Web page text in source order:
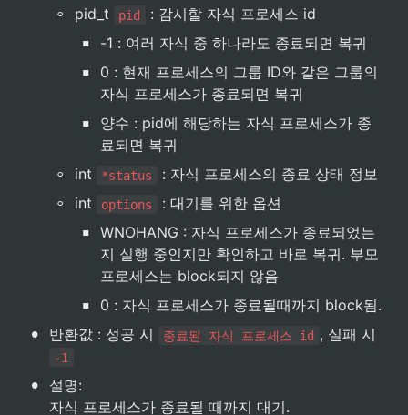
◦ pid_t pid : 감시할 자식 프로세스 id
▪ -1 : 여러 자식 중 하나라도 종료되면 복귀
▪
0 : 현재 프로세스의 그룹 ID와 같은 그룹의
자식 프로세스가 종료되면 복귀
▪
양수 : pid에 해당하는 자식 프로세스가 종
료되면 복귀
◦ int *status : 자식 프로세스의 종료 상태 정보
◦ int options : 대기를 위한 옵션
▪ WNOHANG : 자식 프로세스가 종료되었는
지 실행 중인지만 확인하고 바로 복귀. 부모
프로세스는 block되지 않음
▪ 0 : 자식 프로세스가 종료될때까지 block됨.
• 반환값 : 성공 시 종료된 자식 프로세스 id
-1
•
설명:
자식 프로세스가 종료될 때까지 대기.